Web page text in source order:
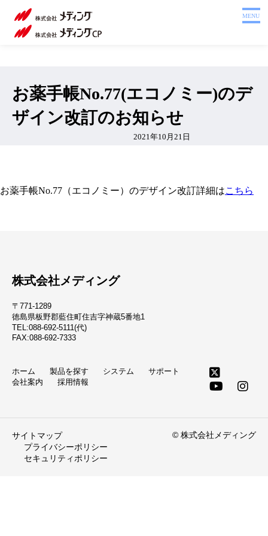
MENU
ホーム
製品を探す
サポート
会社案内
Webカタログ
お薬手帳No.77(エコノミー)のデ
ザイン改訂のお知らせ
2021年10月21日
お薬手帳No.77（エコノミー）のデザイン改訂詳細はこちら
株式会社メディング
〒771-1289
徳島県板野郡藍住町住吉字神蔵5番地1
TEL:088-692-5111(代)
FAX:088-692-7333
ホーム 製品を探す システム
サポート
会社案内
採用情報
サイトマップ
プライバシーポリシー
セキュリティポリシー
© 株式会社メディング